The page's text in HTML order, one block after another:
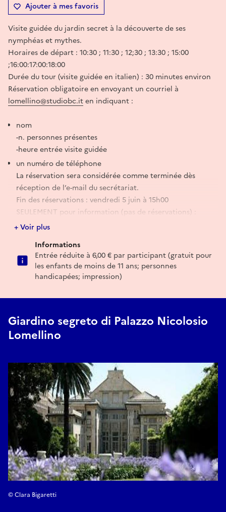
Ajouter à mes favoris
Visite guidée du jardin secret à la découverte de ses
nymphéas et mythes.
Horaires de départ : 10:30 ; 11:30 ; 12;30 ; 13:30 ; 15:00
;16:00:17:00:18:00
Durée du tour (visite guidée en italien) : 30 minutes environ
Réservation obligatoire en envoyant un courriel à
lomellino@studiobc.iten indiquant :
nom
-n. personnes présentes
-heure entrée visite guidée
un numéro de téléphone
La réservation sera considérée comme terminée dès
réception de l’e-mail du secrétariat.
Fin des réservations : vendredi 5 juin à 15h00
SEULEMENT pour information (pas de réservations) :
393.8246228
E-mail
lomellino@studiobc.it
+ Voir plus
Informations
Entrée réduite à 6,00 € par participant (gratuit pour
les enfants de moins de 11 ans; personnes
handicapées; impression)
Giardino segreto di Palazzo Nicolosio
Lomellino
© Clara Bigaretti